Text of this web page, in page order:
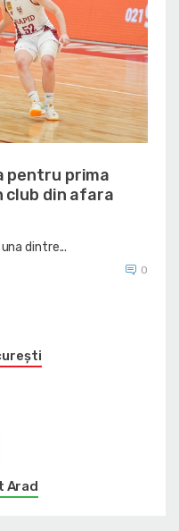
pentru prima
club din afara
dintre...
0
Arad